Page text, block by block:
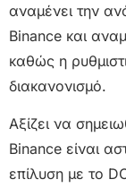
αναμένει την
Binance και
καθώς η
διακανονισμό.
Αξίζει να
Binance είναι
επίλυση με το